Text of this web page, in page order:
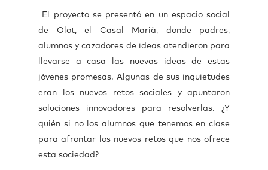
El proyecto se presentó en un espacio social
de Olot, el Casal Marià, donde padres,
alumnos y cazadores de ideas atendieron para
llevarse a casa las nuevas ideas de estas
jóvenes promesas. Algunas de sus inquietudes
eran los nuevos retos sociales y apuntaron
soluciones innovadores para resolverlas. ¿Y
quién si no los alumnos que tenemos en clase
para afrontar los nuevos retos que nos ofrece
esta sociedad?